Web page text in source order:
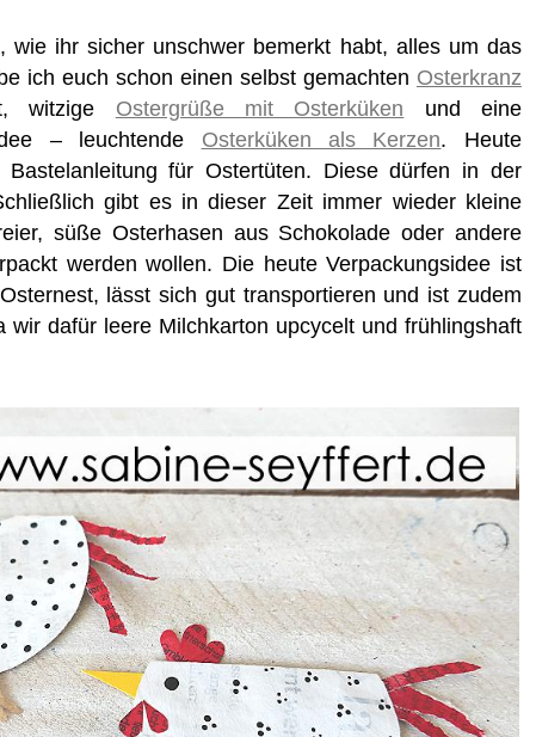
wie ihr sicher unschwer bemerkt habt, alles um das
ich euch schon einen selbst gemachten Osterkranz
witzige Ostergrüße mit Osterküken und eine
– leuchtende Osterküken als Kerzen. Heute
für Ostertüten. Diese dürfen in der
gibt es in dieser Zeit immer wieder kleine
süße Osterhasen aus Schokolade oder andere
werden wollen. Die heute Verpackungsidee ist
lässt sich gut transportieren und ist zudem
wir dafür leere Milchkarton upcycelt und frühlingshaft